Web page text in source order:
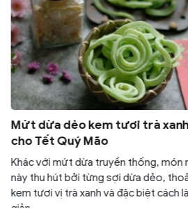
Mứt dừa dẻo kem tươi trà
cho Tết Quý Mão
Khác với mứt dừa truyền thống, món
này thu hút bởi từng sợi dừa dẻo,
kem tươi vị trà xanh và đặc biệt cách